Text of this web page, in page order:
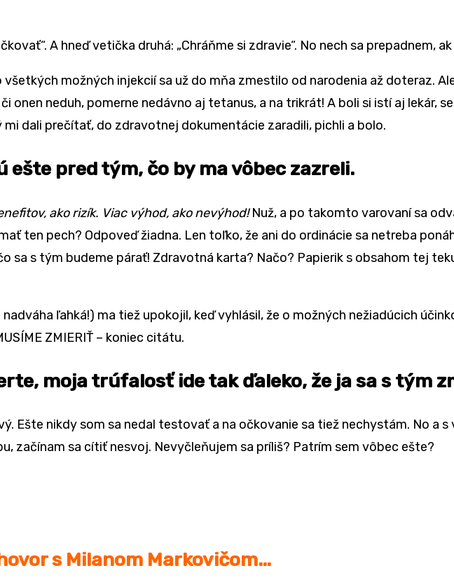
A hneď vetička druhá: „Chráňme si zdravie“. No nech sa prepadnem,
možných injekcií sa už do mňa zmestilo od narodenia až doteraz.
onen neduh, pomerne nedávno aj tetanus, a na trikrát! A boli si istí aj lekár,
dali prečítať, do zdravotnej dokumentácie zaradili, pichli a bolo.
ešte pred tým, čo by ma vôbec zazreli.
ako rizík. Viac výhod, ako nevýhod!Nuž, a po takomto varovaní sa
ten pech? Odpoveď žiadna. Len toľko, že ani do ordinácie sa netreba
sa s tým budeme párať! Zdravotná karta? Načo? Papierik s obsahom tej
ľahká!) ma tiež upokojil, keď vyhlásil, že o možných nežiadúcich
ZMIERIŤ – koniec citátu.
moja trúfalosť ide tak ďaleko, že ja sa s tým
Ešte nikdy som sa nedal testovať a na očkovanie sa tiež nechystám. No a
začínam sa cítiť nesvoj. Nevyčleňujem sa príliš? Patrím sem vôbec ešte?
s Milanom Markovičom…